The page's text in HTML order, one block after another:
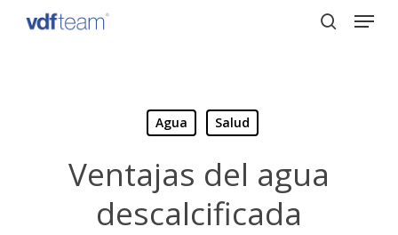
Menu
Agua Salud
Ventajas del agua
descalcificada